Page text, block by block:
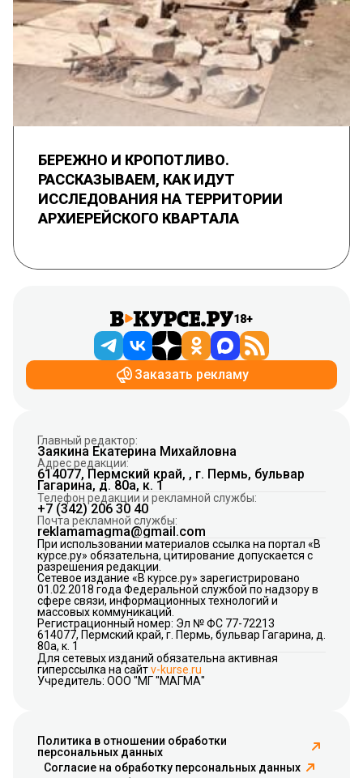
БЕРЕЖНО И КРОПОТЛИВО.
РАССКАЗЫВАЕМ, КАК ИДУТ
ИССЛЕДОВАНИЯ НА ТЕРРИТОРИИ
АРХИЕРЕЙСКОГО КВАРТАЛА
18+
Заказать рекламу
Главный редактор:
Заякина Екатерина Михайловна
Адрес редакции:
614077, Пермский край, , г. Пермь, бульвар
Гагарина, д. 80а, к. 1
Телефон редакции и рекламной службы:
+7 (342) 206 30 40
Почта рекламной службы:
reklamamagma@gmail.com
При использовании материалов ссылка на портал «В
курсе.ру» обязательна, цитирование допускается с
разрешения редакции.
Сетевое издание «В курсе.ру» зарегистрировано
01.02.2018 года Федеральной службой по надзору в
сфере связи, информационных технологий и
массовых коммуникаций.
Регистрационный номер: Эл № ФС 77-72213
614077, Пермский край, г. Пермь, бульвар Гагарина, д.
80а, к. 1
Для сетевых изданий обязательна активная
гиперссылка на сайтv-kurse.ru
Учредитель: ООО "МГ "МАГМА"
Политика в отношении обработки
персональных данных
Согласие на обработку персональных данных